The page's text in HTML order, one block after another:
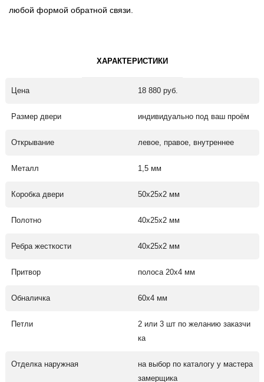
любой формой обратной связи.
ХАРАКТЕРИСТИКИ
Цена 18 880 руб.
Размер двери индивидуально под ваш проём
Открывание левое, правое, внутреннее
Металл 1,5 мм
Коробка двери 50х25х2 мм
Полотно 40х25х2 мм
Ребра жесткости 40х25х2 мм
Притвор полоса 20х4 мм
Обналичка 60х4 мм
Петли
2 или 3 шт по желанию заказчи
ка
Отделка наружная
на выбор по каталогу у мастера
замерщика